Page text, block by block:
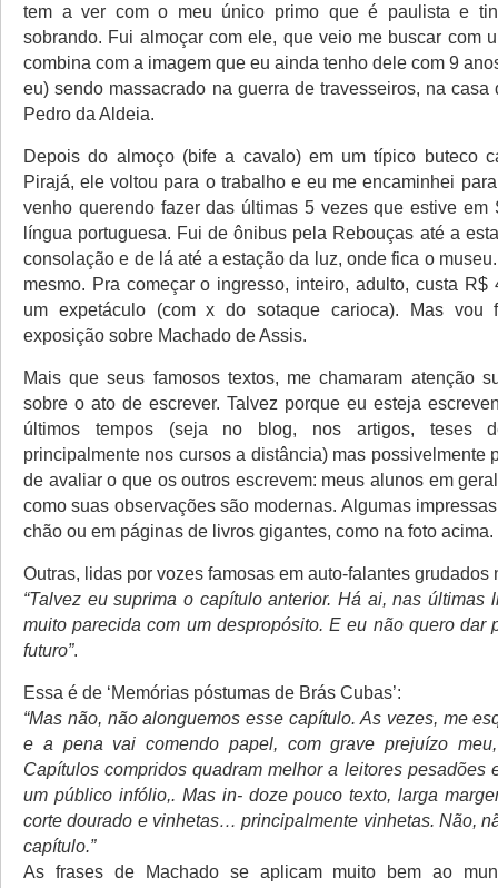
tem a ver com o meu único primo que é paulista e
sobrando. Fui almoçar com ele, que veio me buscar com
combina com a imagem que eu ainda tenho dele com 9
eu) sendo massacrado na guerra de travesseiros, na casa
Pedro da Aldeia.
Depois do almoço (bife a cavalo) em um típico buteco
Pirajá, ele voltou para o trabalho e eu me encaminhei
venho querendo fazer das últimas 5 vezes que estive em
língua portuguesa. Fui de ônibus pela Rebouças até a
consolação e de lá até a estação da luz, onde fica o
mesmo. Pra começar o ingresso, inteiro, adulto, custa R$
um expetáculo (com x do sotaque carioca). Mas vou
exposição sobre Machado de Assis.
Mais que seus famosos textos, me chamaram atenção
sobre o ato de escrever. Talvez porque eu esteja
últimos tempos (seja no blog, nos artigos, teses
principalmente nos cursos a distância) mas possivelmente
de avaliar o que os outros escrevem: meus alunos em
como suas observações são modernas. Algumas
chão ou em páginas de livros gigantes, como na foto acima.
Outras, lidas por vozes famosas em auto-falantes grudados
“Talvez eu suprima o capítulo anterior. Há ai, nas últimas
muito parecida com um despropósito. E eu não quero dar
futuro”.
Essa é de ‘Memórias póstumas de Brás Cubas’:
“Mas não, não alonguemos esse capítulo. As vezes, me
e a pena vai comendo papel, com grave prejuízo
Capítulos compridos quadram melhor a leitores pesadões
um público infólio,. Mas in- doze pouco texto, larga
corte dourado e vinhetas… principalmente vinhetas. Não,
capítulo.”
As frases de Machado se aplicam muito bem ao